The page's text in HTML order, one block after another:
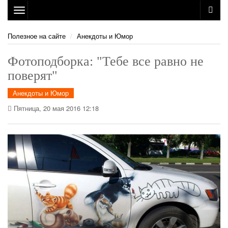
Toggle
navigation
Полезное на сайте
Анекдоты и Юмор
Фотоподборка: "Тебе все равно не
поверят"
Анекдоты и Юмор
Пятница, 20 мая 2016 12:18